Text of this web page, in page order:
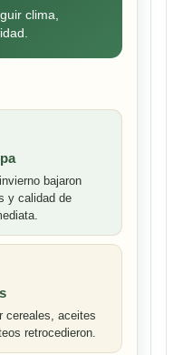
clima,
bajaron
y calidad de
cereales, aceites
retrocedieron.